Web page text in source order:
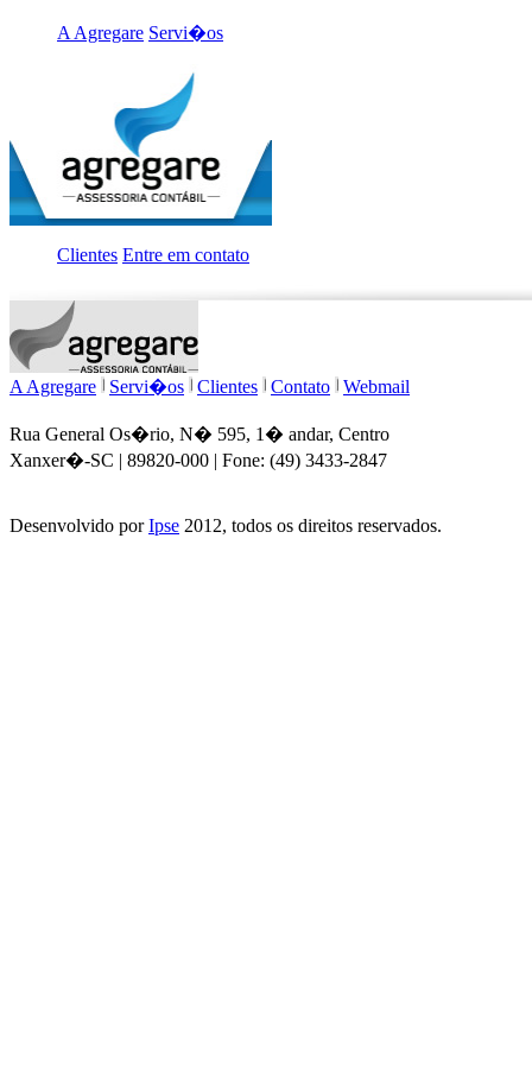
A Agregare Servi�os
Clientes Entre em contato
A Agregare Servi�os Clientes Contato Webmail
Rua General Os�rio, N� 595, 1� andar, Centro
Xanxer�-SC | 89820-000 | Fone: (49) 3433-2847
Desenvolvido porIpse 2012, todos os direitos reservados.